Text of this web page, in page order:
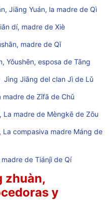
Jiāng Yuán, la madre de Qì
dí, madre de Xiè
madre de Qǐ
Yǒushēn, esposa de Tāng
Jìng Jiāng del clan Jì de Lǔ
madre de Zǐfā de Chǔ
La madre de Mèngkē de Zōu
La compasiva madre Máng de
madre de Tiánjì de Qí
zhuàn,
y